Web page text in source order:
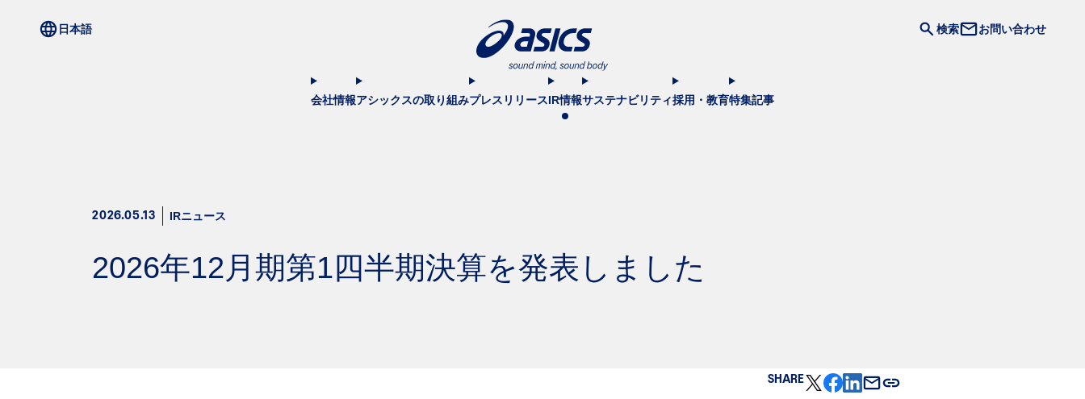
検索 お問い合わせ
会社情報アシックスの取り組みプレスリリースIR情報サステナビリティ採用・教育特集記事
2026.05.13 IRニュース
2026年12月期第1四半期決算を発表しました
SHARE